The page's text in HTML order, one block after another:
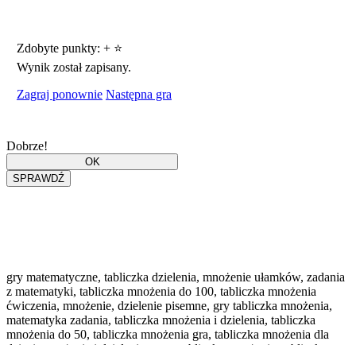
Zdobyte punkty: +⭐
Wynik został zapisany.
Zagraj ponownie Następna gra
Dobrze!
gry matematyczne, tabliczka dzielenia, mnożenie ułamków, zadania
z matematyki, tabliczka mnożenia do 100, tabliczka mnożenia
ćwiczenia, mnożenie, dzielenie pisemne, gry tabliczka mnożenia,
matematyka zadania, tabliczka mnożenia i dzielenia, tabliczka
mnożenia do 50, tabliczka mnożenia gra, tabliczka mnożenia dla